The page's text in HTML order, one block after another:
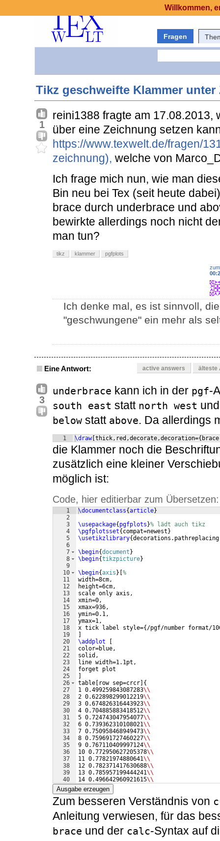
Fragen
Tikz geschweifte Klammer
1
reini1388 fragte am 17.08.2013,
über eine Zeichnung setzen
https://www.texwelt.de/fragen/
zeichnung), welche von
Ich frage mich nun, wie man
Bin neu bei Tex (seit heute
brace durch underbrace und
bewirkte allerdings noch nicht
man tun?
tikz klammer pgfplots
Ich denke mal, es ist sinnvoll,
"geschwungene" ein mehr als
Eine Antwort: active answers älteste
3
underbrace kann ich in der pgf-
south east statt north west
below statt above. Da allerdings
1 \draw[ thick,red,decorate,decoration={
die Klammer noch die
zusätzlich eine kleiner
möglich ist:
Code, hier editierbar zum Übersetzen:
1
2
3
4
5
6
7
8
9
10
11
12
13
14
15
16
17
18
19
20
21
22
23
24
25
26
27
28
29
30
31
32
33
34
35
36
37
38
39
40
41
\documentclass{article}
\usepackage{ pgfplots }% lädt auch tikz
\pgfplotsset{ compat=newest }
\usetikzlibrary{
\begin{document }
\begin{tikzpicture}
\begin{axis } %
width=8cm,
height=6cm,
scale only axis,
xmin=0,
xmax=936,
ymin=0.1,
ymax=1,
x tick label style={ /pgf/number format/
\addplot
color=blue,
solid,
line width=1.1pt,
forget plot
table
row sep=crcr {
1 0.499259843087283\\
2 0.622898299012219\\
3 0.674826316443923\\
4 0.704885883418512\\
5 0.724743047954077\\
6 0.739362310108021\\
7 0.750958468949473\\
8 0.759691727460227\\
9 0.767110409997124\\
10 0.772950627205378\\
11 0.77821974880641\\
12 0.782371417630688\\
13 0.785957199444241\\
14 0.496642960921615\\
15 0.60159169468312
Ausgabe erzeugen
Zum besseren Verständnis von
Anleitung verwiesen, für das
brace und der calc-Syntax auf
Willkommen,